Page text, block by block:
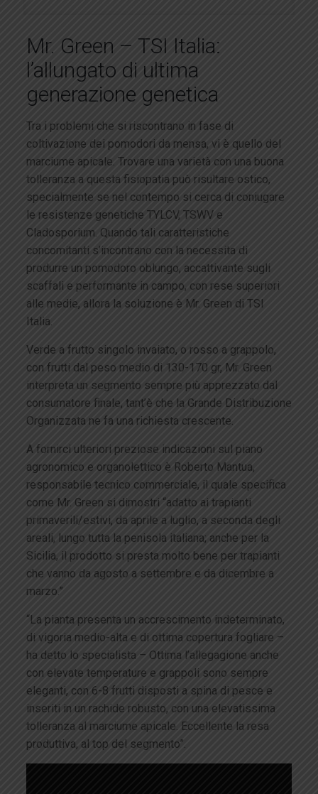
Mr. Green – TSI Italia:
l’allungato di ultima
generazione genetica
Tra i problemi che si riscontrano in fase di
coltivazione dei pomodori da mensa, vi è quello del
marciume apicale. Trovare una varietà con una buona
tolleranza a questa fisiopatia può risultare ostico,
specialmente se nel contempo si cerca di coniugare
le resistenze genetiche TYLCV, TSWV e
Cladosporium. Quando tali caratteristiche
concomitanti s’incontrano con la necessita di
produrre un pomodoro oblungo, accattivante sugli
scaffali e performante in campo, con rese superiori
alle medie, allora la soluzione è Mr. Green di TSI
Italia.
Verde a frutto singolo invaiato, o rosso a grappolo,
con frutti dal peso medio di 130-170 gr, Mr. Green
interpreta un segmento sempre più apprezzato dal
consumatore finale, tant’è che la Grande Distribuzione
Organizzata ne fa una richiesta crescente.
A fornirci ulteriori preziose indicazioni sul piano
agronomico e organolettico è Roberto Mantua,
responsabile tecnico commerciale, il quale specifica
come Mr. Green si dimostri “adatto ai trapianti
primaverili/estivi, da aprile a luglio, a seconda degli
areali, lungo tutta la penisola italiana; anche per la
Sicilia, il prodotto si presta molto bene per trapianti
che vanno da agosto a settembre e da dicembre a
marzo.”
“La pianta presenta un accrescimento indeterminato,
di vigoria medio-alta e di ottima copertura fogliare –
ha detto lo specialista – Ottima l’allegagione anche
con elevate temperature e grappoli sono sempre
eleganti, con 6-8 frutti disposti a spina di pesce e
inseriti in un rachide robusto, con una elevatissima
tolleranza al marciume apicale. Eccellente la resa
produttiva, al top del segmento”.